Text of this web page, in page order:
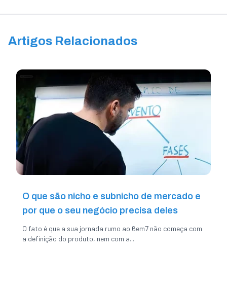
Artigos Relacionados
O que são nicho e subnicho de mercado e
por que o seu negócio precisa deles
O fato é que a sua jornada rumo ao 6em7 não começa com
a definição do produto, nem com a...